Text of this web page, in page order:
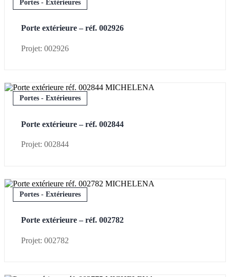
Portes - Extérieures
Porte extérieure – réf. 002926
Projet: 002926
Portes - Extérieures
Porte extérieure – réf. 002844
Projet: 002844
Portes - Extérieures
Porte extérieure – réf. 002782
Projet: 002782